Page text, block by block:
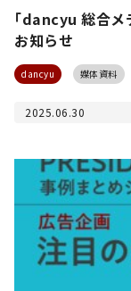
｢dancyu 総合メ
お知らせ
dancyu 媒体資料
2025.06.30